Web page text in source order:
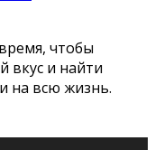
чтобы
вкус и найти
на всю жизнь.